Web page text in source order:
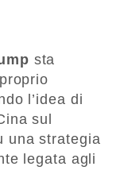
sta
l’idea di
sul
una strategia
legata agli